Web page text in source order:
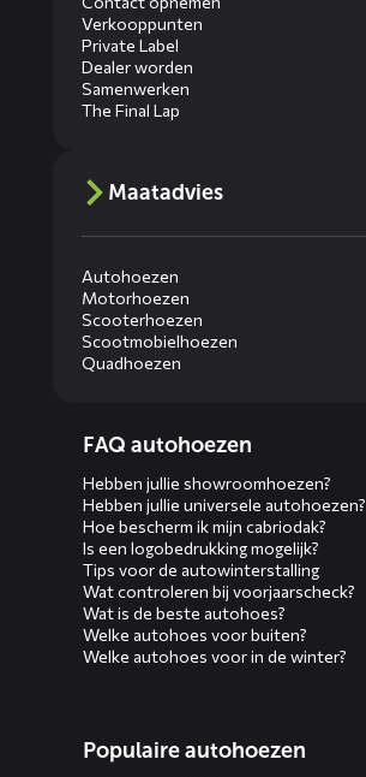
Verkooppunten
Private Label
Dealer worden
Samenwerken
The Final Lap
Maatadvies
Autohoezen
Motorhoezen
Scooterhoezen
Scootmobielhoezen
Quadhoezen
menusFAQ autohoezen
Hebben jullie showroomhoezen?
Hebben jullie universele autohoezen?
Hoe bescherm ik mijn cabriodak?
Is een logobedrukking mogelijk?
Tips voor de autowinterstalling
Wat controleren bij voorjaarscheck?
Wat is de beste autohoes?
Welke autohoes voor buiten?
Welke autohoes voor in de winter?
Populaire autohoezen